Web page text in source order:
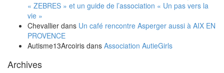
« ZEBRES » et un guide de l’association « Un pas vers la
vie »
Chevallier dans Un café rencontre Asperger aussi à AIX EN
PROVENCE
Autisme13Arcoiris dans Association AutieGirls
Archives